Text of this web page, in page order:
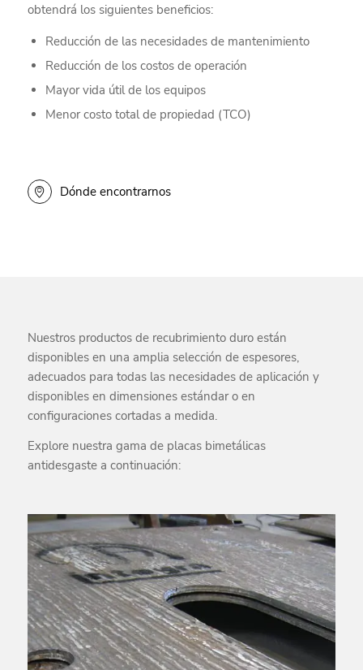
obtendrá los siguientes beneficios:
Reducción de las necesidades de mantenimiento
Reducción de los costos de operación
Mayor vida útil de los equipos
Menor costo total de propiedad (TCO)
Dónde encontrarnos
Nuestros productos de recubrimiento duro están
disponibles en una amplia selección de espesores,
adecuados para todas las necesidades de aplicación y
disponibles en dimensiones estándar o en
configuraciones cortadas a medida.
Explore nuestra gama de placas bimetálicas
antidesgaste a continuación: